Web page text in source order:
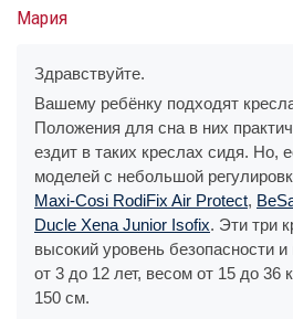
Мария
Здравствуйте.
Вашему ребёнку подходят
Положения для сна в них
ездит в таких креслах сидя. Но,
моделей с небольшой
Maxi-Cosi RodiFix Air Protect,
Ducle Xena Junior Isofix. Эти три
высокий уровень безопасности
от 3 до 12 лет, весом от 15 до 36
150 см.